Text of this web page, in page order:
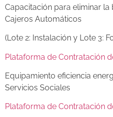
Capacitación para eliminar
Cajeros Automáticos
(Lote 2: Instalación y Lote 3:
Plataforma de Contratación
Equipamiento eficiencia
Servicios Sociales
Plataforma de Contratación